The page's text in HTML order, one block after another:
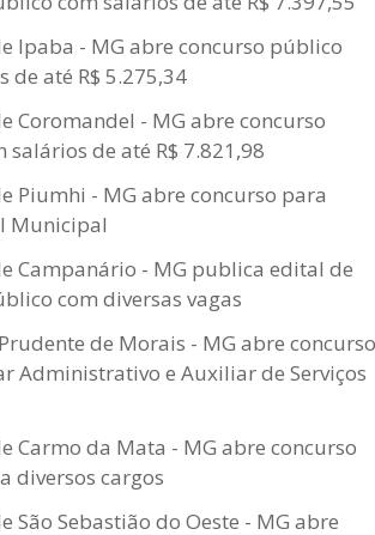
Ipaba - MG abre concurso público
de até R$ 5.275,34
Coromandel - MG abre concurso
salários de até R$ 7.821,98
Piumhi - MG abre concurso para
Municipal
Campanário - MG publica edital de
com diversas vagas
de Morais - MG abre concurso
Administrativo e Auxiliar de Serviços
Carmo da Mata - MG abre concurso
diversos cargos
São Sebastião do Oeste - MG abre